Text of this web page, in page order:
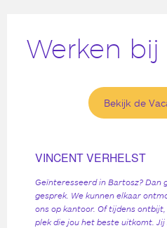
Werken bij
Bekijk de
VINCENT VERHELST
Geïnteresseerd in Bartosz? Dan
gesprek. We kunnen elkaar
ons op kantoor. Of tijdens
plek die jou het beste uitkomt. Jij